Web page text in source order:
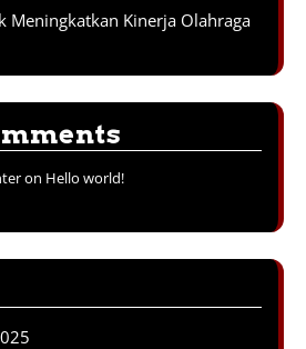
Meningkatkan Kinerja Olahraga
on Hello world!